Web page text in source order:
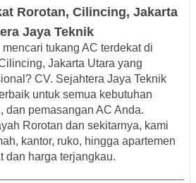
Rorotan, Cilincing, Jakarta
Jaya Teknik
tukang AC terdekat di
Jakarta Utara yang
CV. Sejahtera Jaya Teknik
untuk semua kebutuhan
dan pemasangan AC Anda.
Rorotan dan sekitarnya, kami
kantor, ruko, hingga apartemen
dan harga terjangkau.